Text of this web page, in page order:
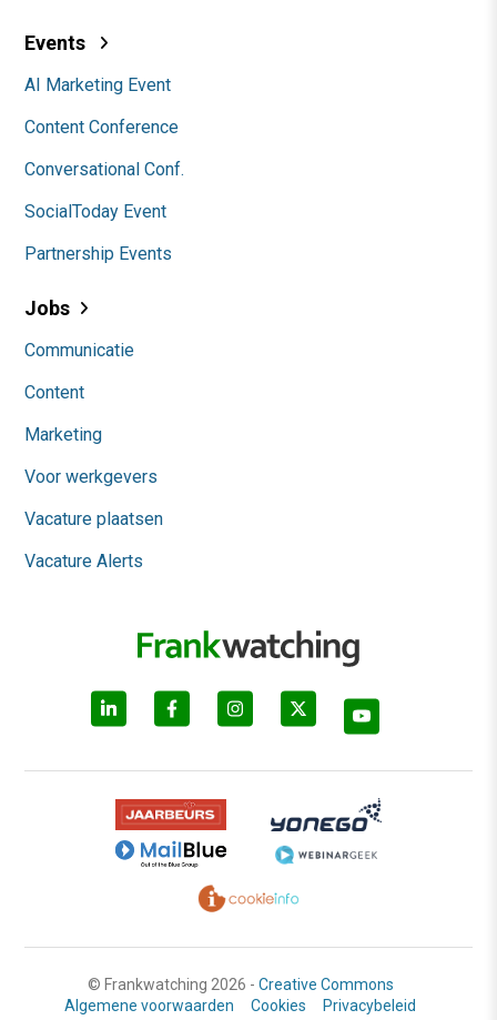
Events
AI Marketing Event
Content Conference
Conversational Conf.
SocialToday Event
Partnership Events
Jobs
Communicatie
Content
Marketing
Voor werkgevers
Vacature plaatsen
Vacature Alerts
© Frankwatching 2026 - Creative Commons
Algemene voorwaarden
Cookies Privacybeleid